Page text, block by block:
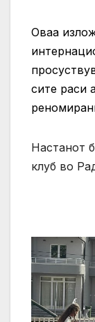
Оваa
сите раси
Настанот
клуб во